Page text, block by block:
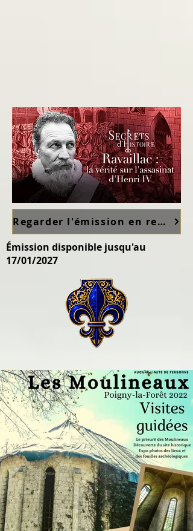
Regarder l'émission en replay sur France TV ici
Émission disponible jusqu'au
17/01/2027